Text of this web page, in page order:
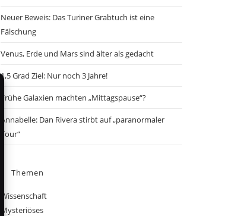
Neuer Beweis: Das Turiner Grabtuch ist eine
Fälschung
Venus, Erde und Mars sind älter als gedacht
1,5 Grad Ziel: Nur noch 3 Jahre!
Frühe Galaxien machten „Mittagspause“?
Annabelle: Dan Rivera stirbt auf „paranormaler
Tour“
Themen
Wissenschaft
Mysteriöses